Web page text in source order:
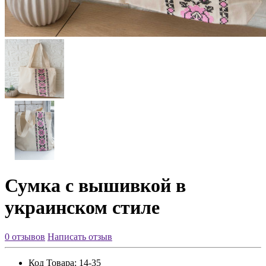
Сумка с вышивкой в
украинском стиле
0 отзывов Написать отзыв
Код Товара: 14-35